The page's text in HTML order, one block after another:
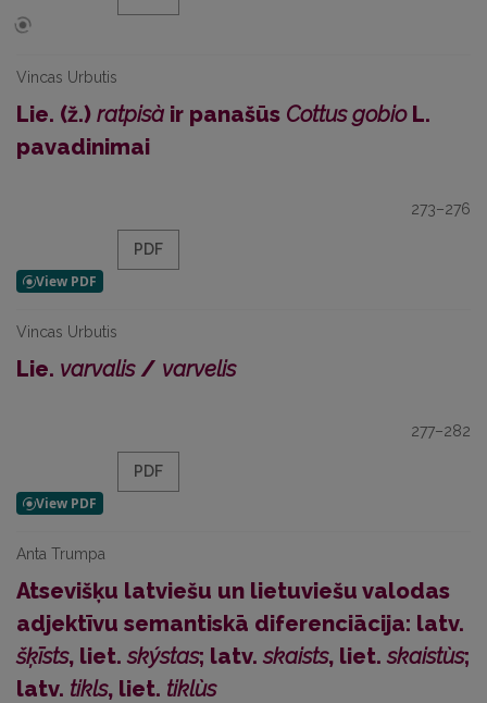
Vincas Urbutis
Lie. (ž.) ratpisà ir panašūs Cottus gobioL.
pavadinimai
273–276
PDF
Vincas Urbutis
Lie. varvalis/ varvelis
277–282
PDF
Anta Trumpa
Atsevišķu latviešu un lietuviešu valodas
adjektīvu semantiskā diferenciācija: latv.
šķīsts, liet.skýstas; latv.skaists, liet.skaistùs;
latv. tikls, liet. tiklùs